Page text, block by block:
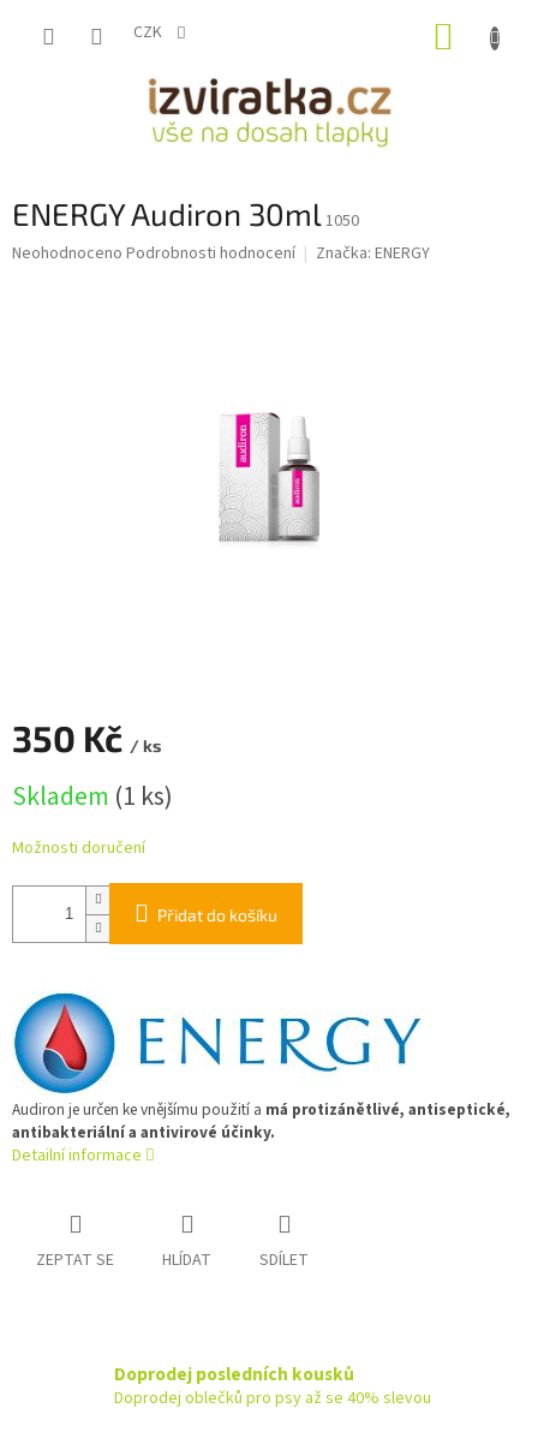
CZK
ENERGY Audiron 30ml1050
Průměrné
Neohodnoceno Podrobnosti hodnocení Značka: ENERGY
350 Kč / ks
cena:
Skladem (1 ks)
Možnosti doručení
Přidat do košíku
Audiron je určen ke vnějšímu použití a má protizánětlivé, antiseptické,
antibakteriální a antivirové účinky.
Detailní informace
ZEPTAT SE HLÍDAT SDÍLET
Doprodej posledních kousků
Doprodej oblečků pro psy až se 40% slevou